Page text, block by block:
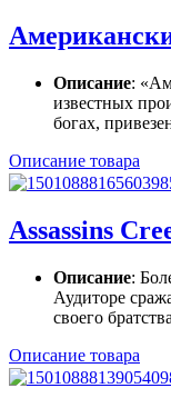
Описание:
известных
богах,
Описание товара
Assassins
Описание:
Аудиторе
своего
Описание товара